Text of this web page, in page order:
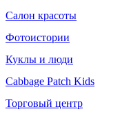
Салон красоты
Фотоистории
Куклы и люди
Cabbage Patch Kids
Торговый центр